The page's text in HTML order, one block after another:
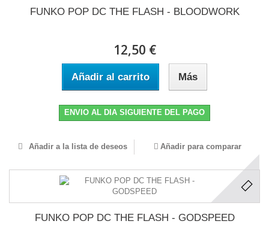
FUNKO POP DC THE FLASH - BLOODWORK
12,50 €
Añadir al carrito Más
ENVIO AL DIA SIGUIENTE DEL PAGO
Añadir a la lista de deseos Añadir para comparar
FUNKO POP DC THE FLASH - GODSPEED